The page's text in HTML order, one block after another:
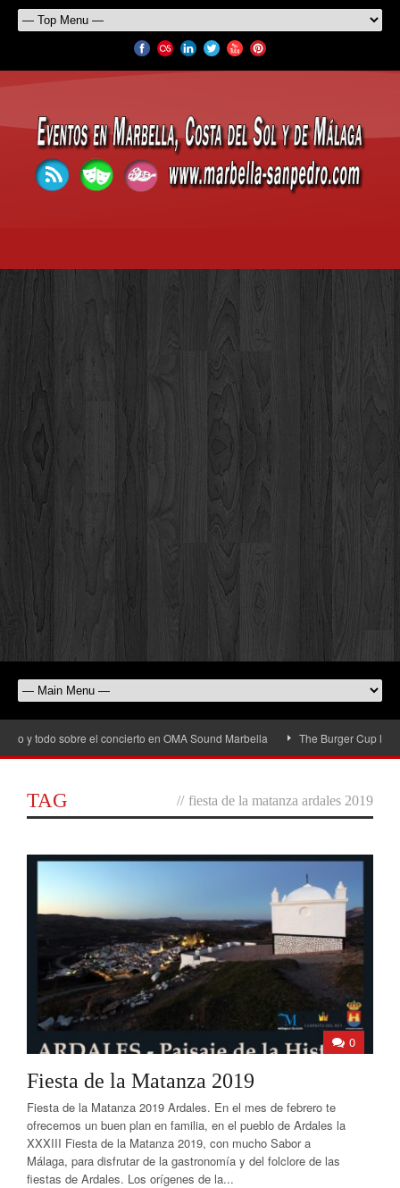
todo sobre el concierto en OMA Sound Marbella The Burger Cup llega
TAG // fiesta de la matanza ardales 2019
0
Fiesta de la Matanza 2019
Fiesta de la Matanza 2019 Ardales. En el mes de febrero te
ofrecemos un buen plan en familia, en el pueblo de Ardales la
XXXIII Fiesta de la Matanza 2019, con mucho Sabor a
Málaga, para disfrutar de la gastronomía y del folclore de las
fiestas de Ardales. Los orígenes de la...